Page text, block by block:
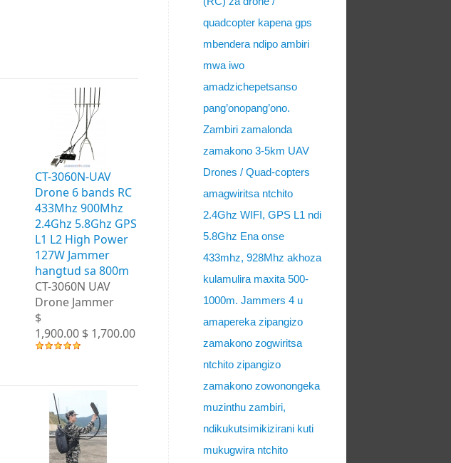
CT-3060N-UAV
Drone 6 bands RC
433Mhz 900Mhz
2.4Ghz 5.8Ghz GPS
L1 L2 High Power
127W Jammer
hangtud sa 800m
CT-3060N UAV
Drone Jammer
$
1,900.00 $ 1,700.00
quadcopter kapena gps
mbendera ndipo ambiri
mwa iwo
amadzichepetsanso
pang’onopang’ono.
Zambiri zamalonda
zamakono 3-5km UAV
Drones / Quad-copters
amagwiritsa ntchito
2.4Ghz WIFI, GPS L1 ndi
5.8Ghz Ena onse
433mhz, 928Mhz akhoza
kulamulira maxita 500-
1000m. Jammers 4 u
amapereka zipangizo
zamakono zogwiritsa
ntchito zipangizo
zamakono zowonongeka
muzinthu zambiri,
ndikukutsimikizirani kuti
mukugwira ntchito